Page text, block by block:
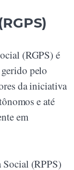
(RGPS) é
pelo
da iniciativa
e até
em
(RPPS)